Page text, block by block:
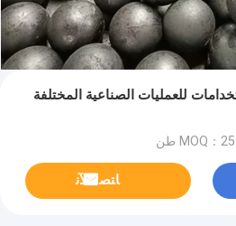
للعمليات الصناعية المختلفة
MOQ：25 طن
ﺎﺘﺼﻟ ﺍﻶﻧ